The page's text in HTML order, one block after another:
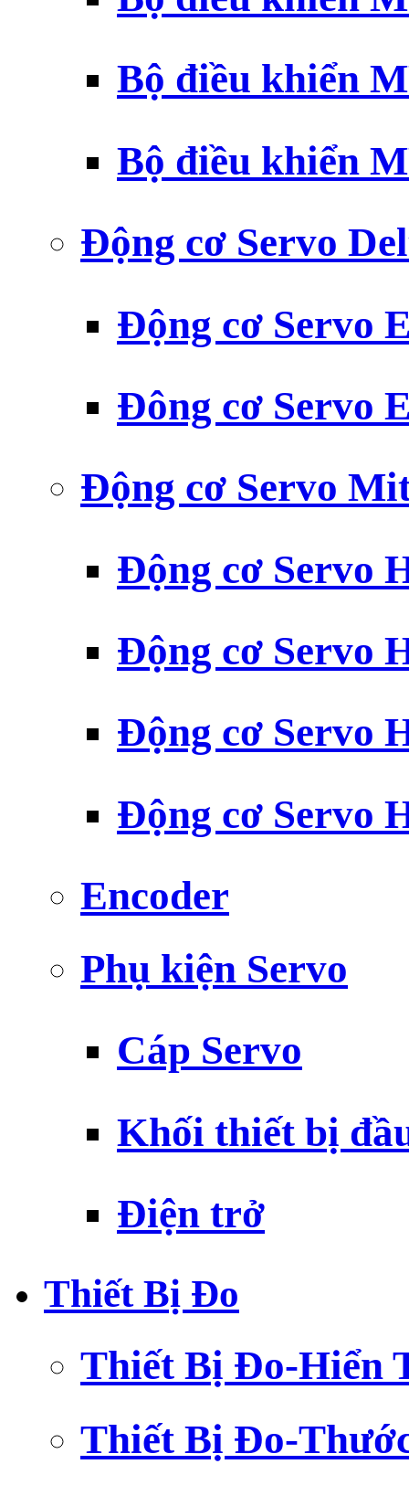
Bộ điều khiển
Bộ điều khiển
Động cơ Servo
Động cơ Servo
Đông cơ Servo
Động cơ Servo
Động cơ Servo
Động cơ Servo
Động cơ Servo
Động cơ Servo
Encoder
Phụ kiện Servo
Cáp Servo
Khối thiết bị
Điện trở
Thiết Bị Đo
Thiết Bị Đo-Hiển
Thiết Bị Đo-